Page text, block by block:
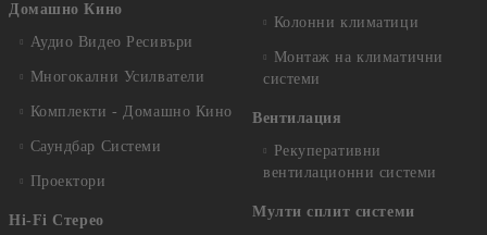
Домашно Кино
Аудио Видео Рeсивъри
Многокални Усилватели
Комплекти - Домашно Кино
Саундбар Системи
Проектори
Hi-Fi Стерео
Колонни климатици
Монтаж на климатични
системи
Вентилация
Рекуперативни
вентилационни системи
Мулти сплит системи